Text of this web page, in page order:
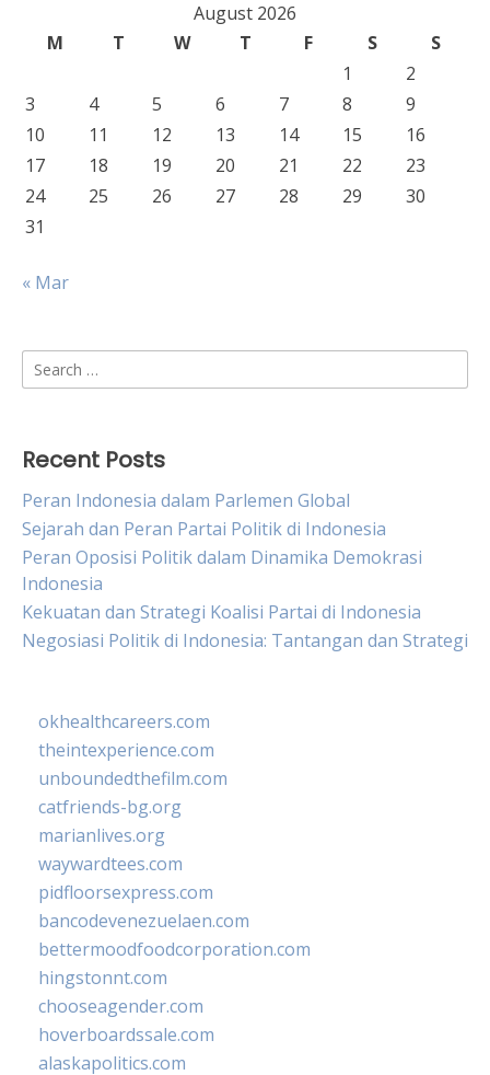
August 2026
M
T W T F S
S
1
2
3
4 5 6 7 8
9
10
11 12 13 14 15
16
17
18 19 20 21 22
23
24
25 26 27 28 29
30
31
« Mar
Search
for:
Recent Posts
Peran Indonesia dalam Parlemen Global
Sejarah dan Peran Partai Politik di Indonesia
Peran Oposisi Politik dalam Dinamika Demokrasi
Indonesia
Kekuatan dan Strategi Koalisi Partai di Indonesia
Negosiasi Politik di Indonesia: Tantangan dan Strategi
okhealthcareers.com
theintexperience.com
unboundedthefilm.com
catfriends-bg.org
marianlives.org
waywardtees.com
pidfloorsexpress.com
bancodevenezuelaen.com
bettermoodfoodcorporation.com
hingstonnt.com
chooseagender.com
hoverboardssale.com
alaskapolitics.com